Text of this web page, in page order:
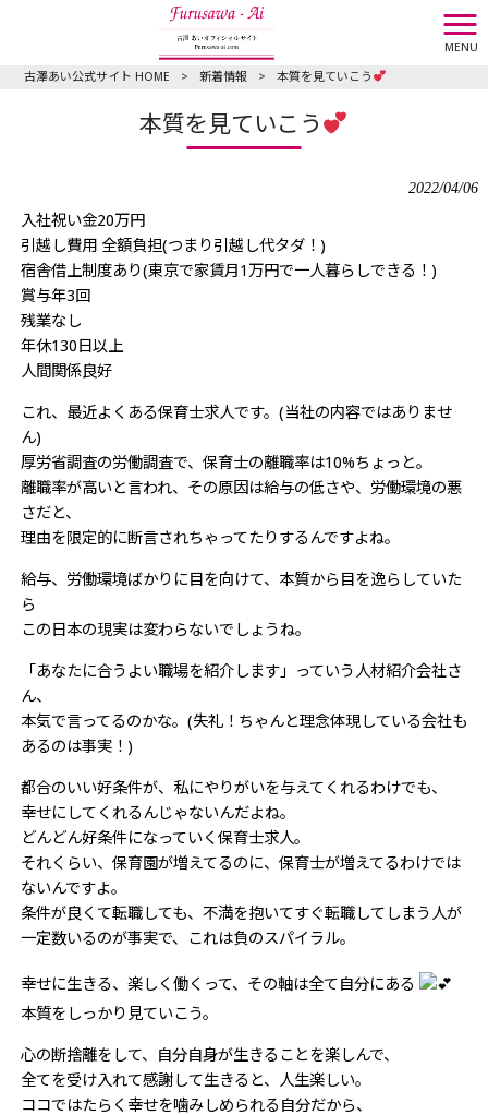
MENU
古澤あい公式サイト HOME > 新着情報 > 本質を見ていこう
本質を見ていこう
2022/04/06
入社祝い金20万円
引越し費用 全額負担(つまり引越し代タダ！)
宿舎借上制度あり(東京で家賃月1万円で一人暮らしできる！)
賞与年3回
残業なし
年休130日以上
人間関係良好
これ、最近よくある保育士求人です。(当社の内容ではありませ
ん)
厚労省調査の労働調査で、保育士の離職率は10%ちょっと。
離職率が高いと言われ、その原因は給与の低さや、労働環境の悪
さだと、
理由を限定的に断言されちゃってたりするんですよね。
給与、労働環境ばかりに目を向けて、本質から目を逸らしていた
ら
この日本の現実は変わらないでしょうね。
「あなたに合うよい職場を紹介します」っていう人材紹介会社さ
ん、
本気で言ってるのかな。(失礼！ちゃんと理念体現している会社も
あるのは事実！)
都合のいい好条件が、私にやりがいを与えてくれるわけでも、
幸せにしてくれるんじゃないんだよね。
どんどん好条件になっていく保育士求人。
それくらい、保育園が増えてるのに、保育士が増えてるわけでは
ないんですよ。
条件が良くて転職しても、不満を抱いてすぐ転職してしまう人が
一定数いるのが事実で、これは負のスパイラル。
幸せに生きる、楽しく働くって、その軸は全て自分にある
本質をしっかり見ていこう。
心の断捨離をして、自分自身が生きることを楽しんで、
全てを受け入れて感謝して生きると、人生楽しい。
ココではたらく幸せを噛みしめられる自分だから、